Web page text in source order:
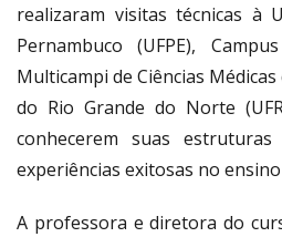
realizaram visitas técnicas à
Pernambuco (UFPE),
Multicampi de Ciências
do Rio Grande do Norte
conhecerem suas
experiências exitosas no
A professora e diretora do